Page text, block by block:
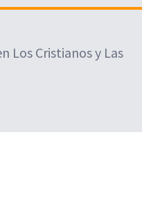
Los Cristianos y Las